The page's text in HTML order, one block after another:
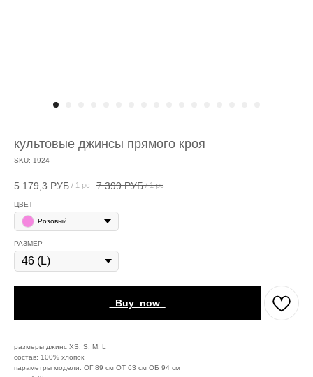
культовые джинсы прямого кроя
SKU: 1924
5 179,3 РУБ / 1 pc 7 399 РУБ / 1 pc
ЦВЕТ
Розовый
РАЗМЕР
_Buy_now_
размеры джинс XS, S, M, L
состав: 100% хлопок
параметры модели: ОГ 89 см ОТ 63 см ОБ 94 см